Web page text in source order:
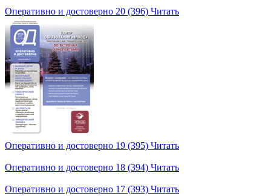
Оперативно и достоверно 20 (396) Читать
Оперативно и достоверно 19 (395) Читать
Оперативно и достоверно 18 (394) Читать
Оперативно и достоверно 17 (393) Читать